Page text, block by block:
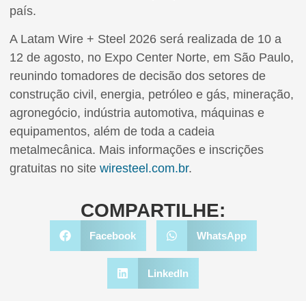
país.
A Latam Wire + Steel 2026 será realizada de 10 a
12 de agosto, no Expo Center Norte, em São Paulo,
reunindo tomadores de decisão dos setores de
construção civil, energia, petróleo e gás, mineração,
agronegócio, indústria automotiva, máquinas e
equipamentos, além de toda a cadeia
metalmecânica. Mais informações e inscrições
gratuitas no site wiresteel.com.br.
COMPARTILHE:
Facebook WhatsApp
LinkedIn